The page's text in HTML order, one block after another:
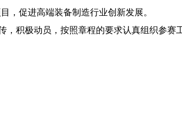
，促进高端装备制造行业创新发展。
积极动员，按照章程的要求认真组织参赛工